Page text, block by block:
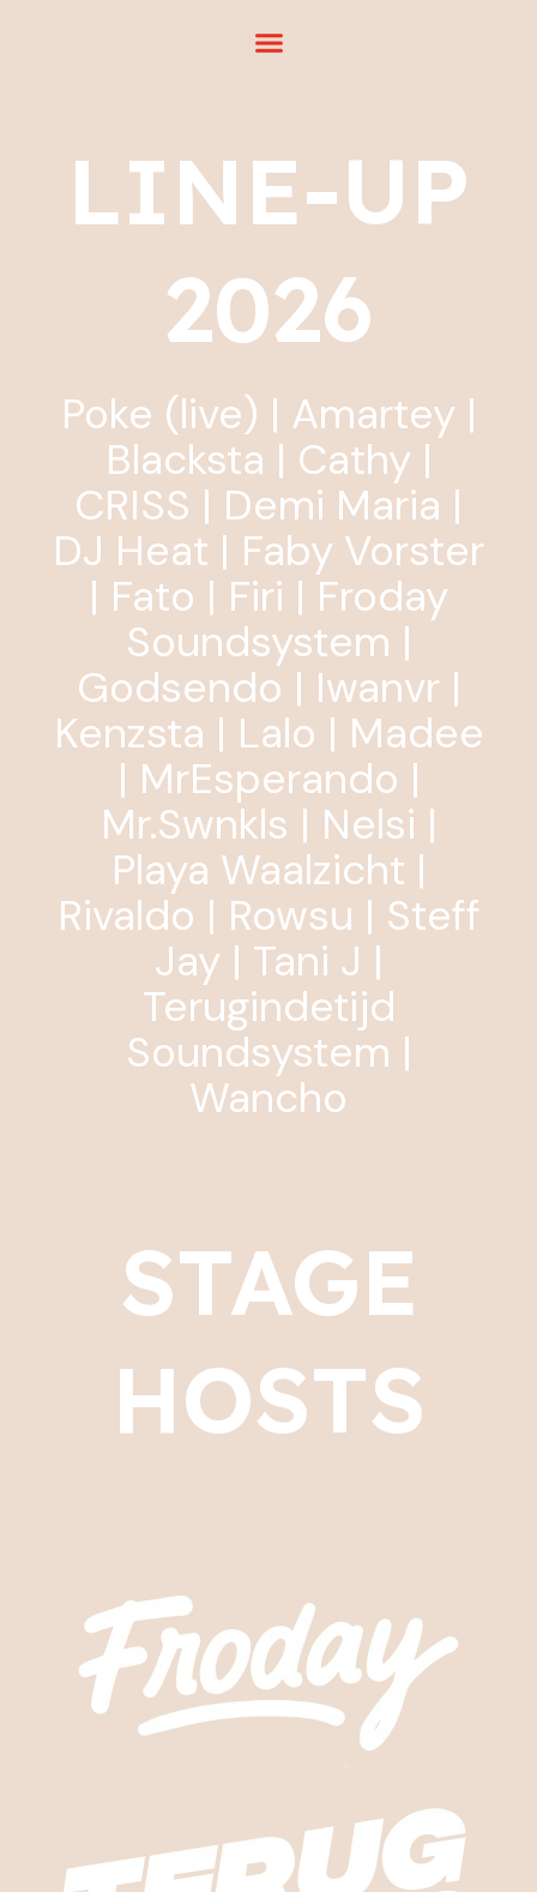
LINE-UP
2026
Poke (live) | Amartey |
Blacksta | Cathy |
CRISS | Demi Maria |
DJ Heat | Faby Vorster
| Fato | Firi | Froday
Soundsystem |
Godsendo | Iwanvr |
Kenzsta | Lalo | Madee
| MrEsperando |
Mr.Swnkls | Nelsi |
Playa Waalzicht |
Rivaldo | Rowsu | Steff
Jay | Tani J |
Terugindetijd
Soundsystem |
Wancho
STAGE
HOSTS